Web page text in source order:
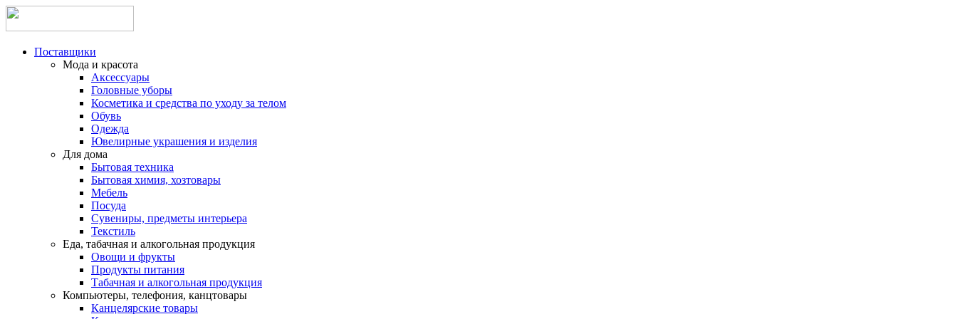
Поставщики
Мода и красота
Аксессуары
Головные уборы
Косметика и средства по уходу за телом
Обувь
Одежда
Ювелирные украшения и изделия
Для дома
Бытовая техника
Бытовая химия, хозтовары
Мебель
Посуда
Сувениры, предметы интерьера
Текстиль
Еда, табачная и алкогольная продукция
Овощи и фрукты
Продукты питания
Табачная и алкогольная продукция
Компьютеры, телефония, канцтовары
Канцелярские товары